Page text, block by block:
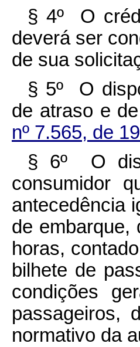
§ 4º O
deverá ser
de sua
§ 5º O
de atraso e
nº 7.565, de
§ 6º O
consumidor
antecedência
de embarque,
horas,
bilhete de
condições
passageiros,
normativo da